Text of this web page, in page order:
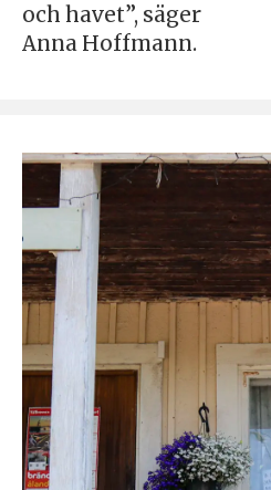
och havet”, säger
Anna Hoffmann.